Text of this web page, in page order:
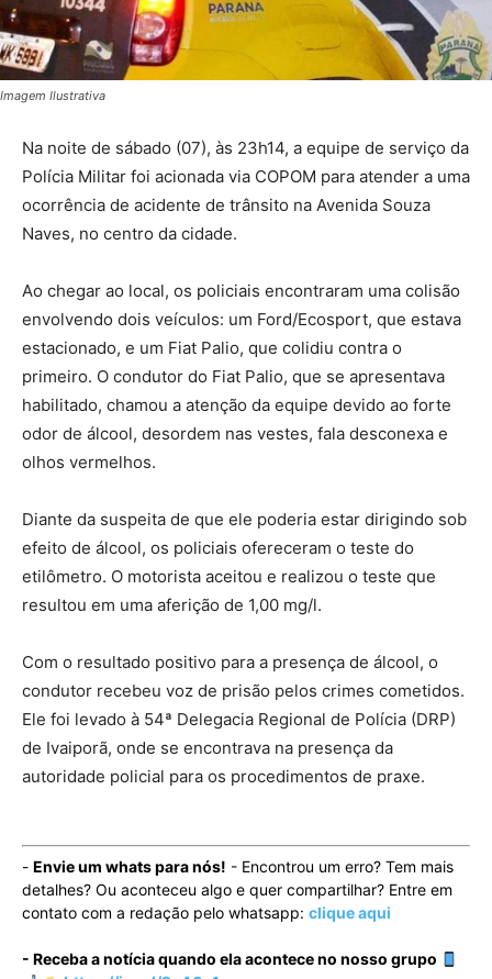
Imagem Ilustrativa
Na noite de sábado (07), às 23h14, a equipe de serviço da
Polícia Militar foi acionada via COPOM para atender a uma
ocorrência de acidente de trânsito na Avenida Souza
Naves, no centro da cidade.
Ao chegar ao local, os policiais encontraram uma colisão
envolvendo dois veículos: um Ford/Ecosport, que estava
estacionado, e um Fiat Palio, que colidiu contra o
primeiro. O condutor do Fiat Palio, que se apresentava
habilitado, chamou a atenção da equipe devido ao forte
odor de álcool, desordem nas vestes, fala desconexa e
olhos vermelhos.
Diante da suspeita de que ele poderia estar dirigindo sob
efeito de álcool, os policiais ofereceram o teste do
etilômetro. O motorista aceitou e realizou o teste que
resultou em uma aferição de 1,00 mg/l.
Com o resultado positivo para a presença de álcool, o
condutor recebeu voz de prisão pelos crimes cometidos.
Ele foi levado à 54ª Delegacia Regional de Polícia (DRP)
de Ivaiporã, onde se encontrava na presença da
autoridade policial para os procedimentos de praxe.
- Envie um whats para nós! - Encontrou um erro? Tem mais
detalhes? Ou aconteceu algo e quer compartilhar? Entre em
contato com a redação pelo whatsapp: clique aqui
- Receba a notícia quando ela acontece no nosso grupo